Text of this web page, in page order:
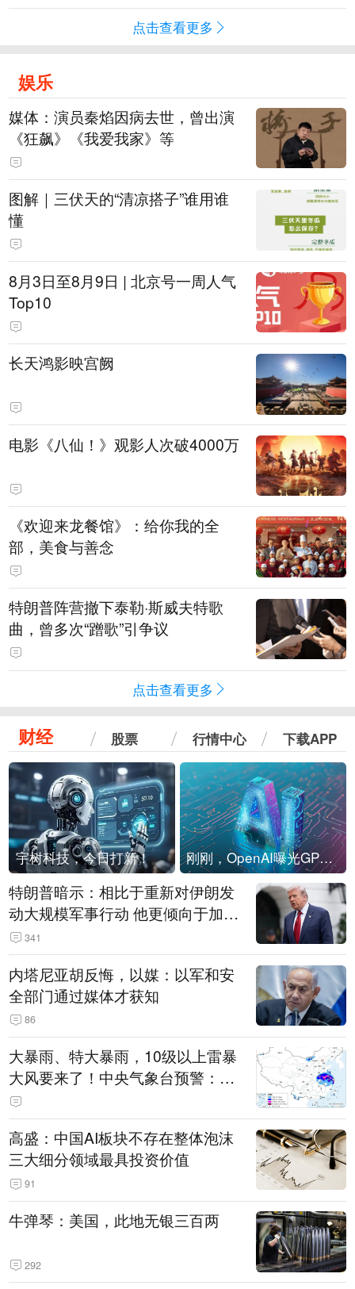
点击查看更多
娱乐
媒体：演员秦焰因病去世，曾出演
《狂飙》《我爱我家》等
图解｜三伏天的“清凉搭子”谁用谁
懂
8月3日至8月9日 | 北京号一周人气
Top10
长天鸿影映宫阙
电影《八仙！》观影人次破4000万
《欢迎来龙餐馆》：给你我的全
部，美食与善念
特朗普阵营撤下泰勒·斯威夫特歌
曲，曾多次“蹭歌”引争议
点击查看更多
财经 股票 行情中心 下载APP
宇树科技，今日打新！ 刚刚，OpenAI曝光GPT-6！传10万亿参数，8月强行发布
特朗普暗示：相比于重新对伊朗发
动大规模军事行动 他更倾向于加大
经济施压
341
内塔尼亚胡反悔，以媒：以军和安
全部门通过媒体才获知
86
大暴雨、特大暴雨，10级以上雷暴
大风要来了！中央气象台预警：今
天到明天，浙江、安徽有特大暴雨
高盛：中国AI板块不存在整体泡沫
三大细分领域最具投资价值
91
牛弹琴：美国，此地无银三百两
292